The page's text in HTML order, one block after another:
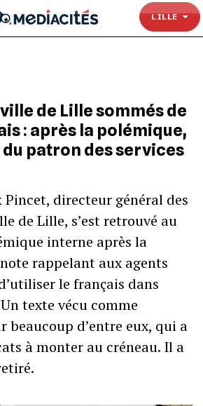
LILLE
TOULOUSE
de Lille sommés de
: après la polémique,
du patron des services
directeur général des
de Lille, s’est retrouvé au
interne après la
rappelant aux agents
le français dans
texte vécu comme
beaucoup d’entre eux, qui a
à monter au créneau. Il a